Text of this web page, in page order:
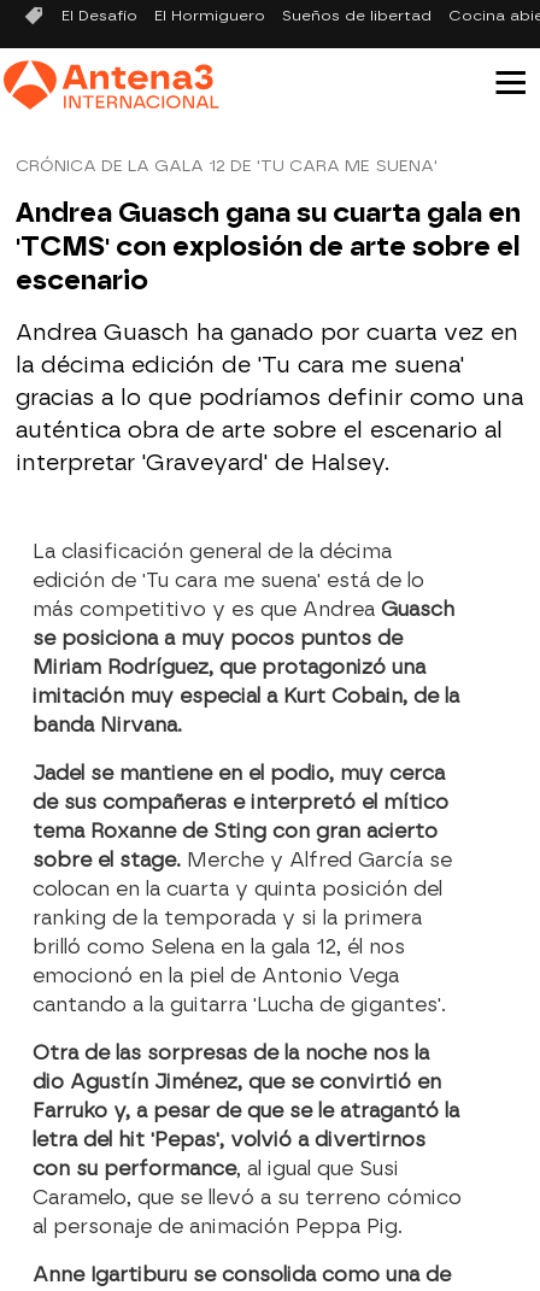
El Desafío El Hormiguero Sueños de libertad Cocina
CRÓNICA DE LA GALA 12 DE 'TU CARA ME SUENA'
Andrea Guasch gana su cuarta gala en
'TCMS' con explosión de arte sobre el
escenario
Andrea Guasch ha ganado por cuarta vez en
la décima edición de 'Tu cara me suena'
gracias a lo que podríamos definir como una
auténtica obra de arte sobre el escenario al
interpretar 'Graveyard' de Halsey.
La clasificación general de la décima
edición de 'Tu cara me suena' está de lo
más competitivo y es que AndreaGuasch
se posiciona a muy pocos puntos de
Miriam Rodríguez, que protagonizó una
imitación muy especial a Kurt Cobain, de la
banda Nirvana.
Jadel se mantiene en el podio, muy cerca
de sus compañeras e interpretó el mítico
tema Roxanne de Sting con gran acierto
sobre el stage. Merche y Alfred García se
colocan en la cuarta y quinta posición del
ranking de la temporada y si la primera
brilló como Selena en la gala 12, él nos
emocionó en la piel de Antonio Vega
cantando a la guitarra 'Lucha de gigantes'.
Otra de las sorpresas de la noche nos la
dio Agustín Jiménez, que se convirtió en
Farruko y, a pesar de que se le atragantó la
letra del hit 'Pepas', volvió a divertirnos
con su performance, al igual que Susi
Caramelo, que se llevó a su terreno cómico
al personaje de animación Peppa Pig.
Anne Igartiburu se consolida como una de